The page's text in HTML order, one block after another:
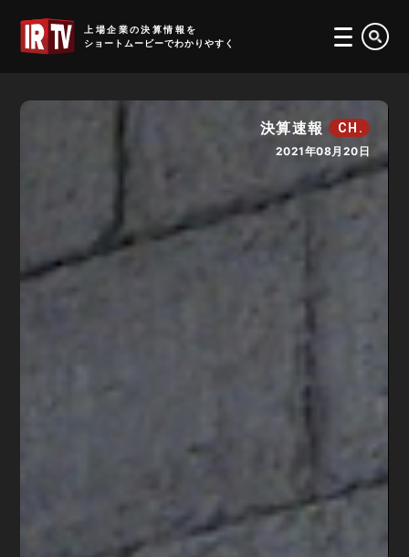
上場企業の決算情報を
ショートムービーでわかりやすく
決算速報 CH.
2021年08月20日